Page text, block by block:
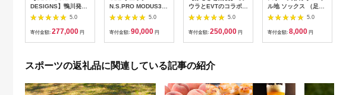
DESIGNS】鴨川発！
オーダー ウェットス
ーツ １着《春秋
用》 [0277-0001]
5.0
寄付金額: 277,000 円
N.S.PRO MODUS3
TOUR 105 スチール
シャフト 52度《2025
年モデル》_GJ-
5.0
寄付金額: 90,000 円
ウラとEVTのコラボレ
ーション自転車ワーク
スタンド第一弾 フィ
ールドユニット
5.0
寄付金額: 250,000 円
ル地 ソックス （足
袋） チャコール 25～
27cm 1足 ／ ランネ
クスト スポーツ用品
5.0
寄付金額: 8,000 円
スポーツの返礼品に関連している記事の紹介